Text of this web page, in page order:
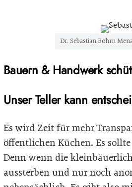
Dr. Sebastian Bohrn
Bauern & Handwerk
Unser Teller kann
Es wird Zeit für mehr
öffentlichen Küchen. Es
Denn wenn die
aussterben und nur noch